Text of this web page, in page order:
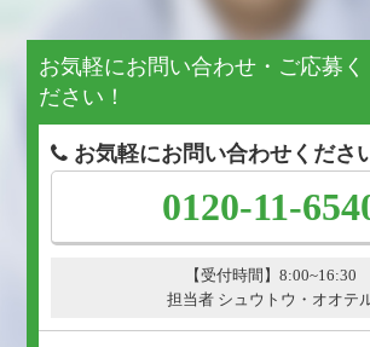
お気軽にお問い合わせ・ご応募く
ださい！
お気軽にお問い合わせくださ
0120-11-
【受付時間】8:00~16:30
担当者 シュウトウ・オオテ